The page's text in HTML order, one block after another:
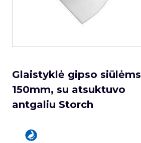
Glaistyklė gipso siūlėms
150mm, su atsuktuvo
antgaliu Storch